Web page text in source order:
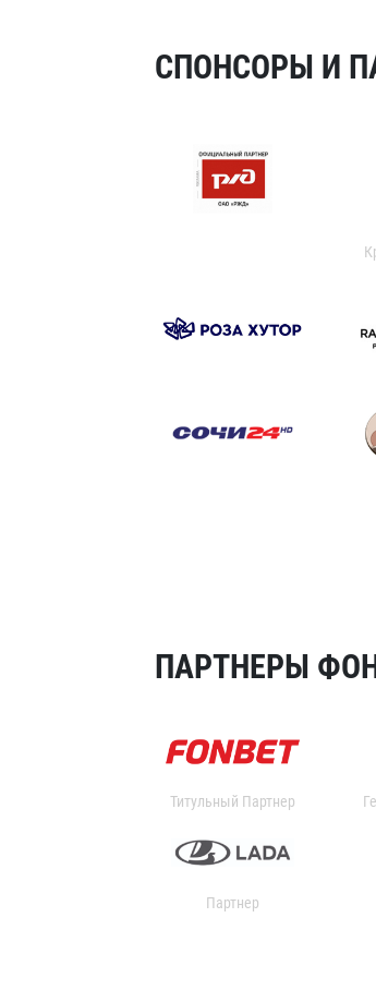
СПОНСОРЫ И
ПАРТНЕРЫ
Титульный Партнер
Партнер